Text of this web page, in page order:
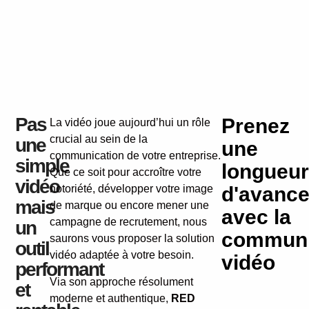
Pas
une
simple
vidéo
mais
un
outil
performant
et
La vidéo joue aujourd’hui un rôle
crucial au sein de la
communication de votre entreprise.
Que ce soit pour accroître votre
notoriété, développer votre image
de marque ou encore mener une
campagne de recrutement, nous
saurons vous proposer la solution
vidéo adaptée à votre besoin.
Via son approche résolument
moderne et authentique, RED
Prenez
une
longueur
d'avance
avec la
vidéo